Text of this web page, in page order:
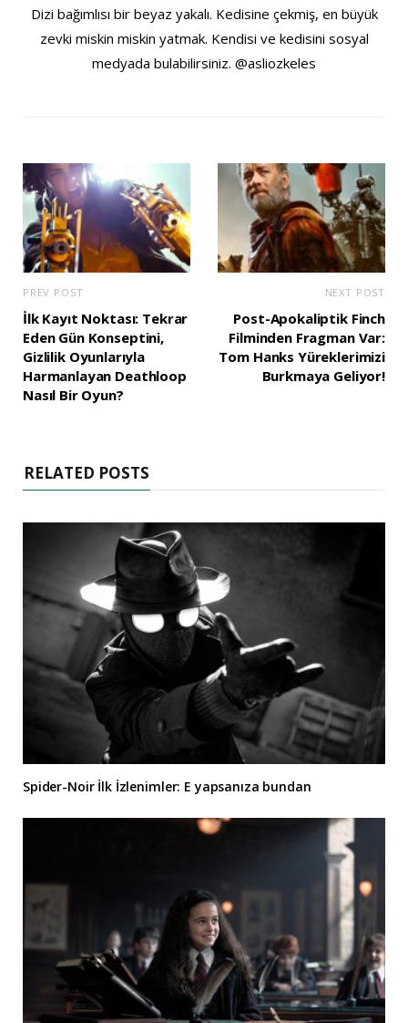
Dizi bağımlısı bir beyaz yakalı. Kedisine çekmiş, en büyük
zevki miskin miskin yatmak. Kendisi ve kedisini sosyal
medyada bulabilirsiniz. @asliozkeles
PREV POST
İlk Kayıt Noktası: Tekrar
Eden Gün Konseptini,
Gizlilik Oyunlarıyla
Harmanlayan Deathloop
Nasıl Bir Oyun?
NEXT POST
Post-Apokaliptik Finch
Filminden Fragman Var:
Tom Hanks Yüreklerimizi
Burkmaya Geliyor!
RELATED POSTS
Spider-Noir İlk İzlenimler: E yapsanıza bundan